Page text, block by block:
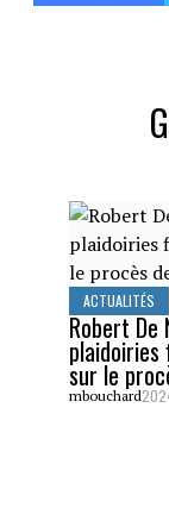
ACTUALITÉS
Robert De
sur le
mbouchard